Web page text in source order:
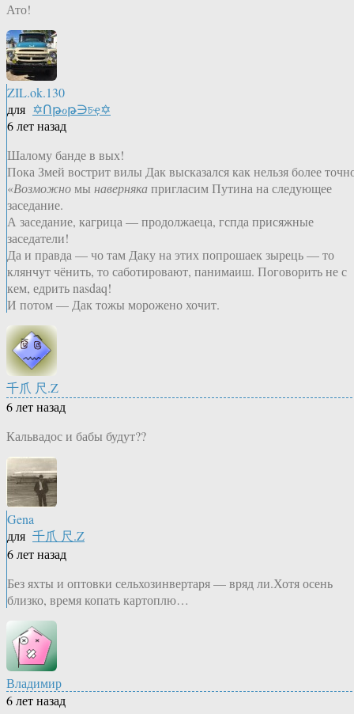
Ато!
ZIL.ok.130
для ✡Ոթℴթ∋চҿ✡
6 лет назад
Шалому банде в вых!
Пока Змей вострит вилы Дак высказался как нельзя более
«Возможномы навернякапригласим Путина на следующее
заседание.
А заседание, кагрица — продолжаеца, гспда присяжные
заседатели!
Да и правда — чо там Даку на этих попрошаек зырець — то
клянчут чёнить, то саботировают, панимаиш. Поговорить не с
кем, едрить nasdaq!
И потом — Дак тожы морожено хочит.
千爪 尺.Z
6 лет назад
Кальвадос и бабы будут??
Gena
для 千爪 尺.Z
6 лет назад
Без яхты и оптовки сельхозинвертаря — вряд ли.Хотя осень
близко, время копать картоплю…
Владимир
6 лет назад